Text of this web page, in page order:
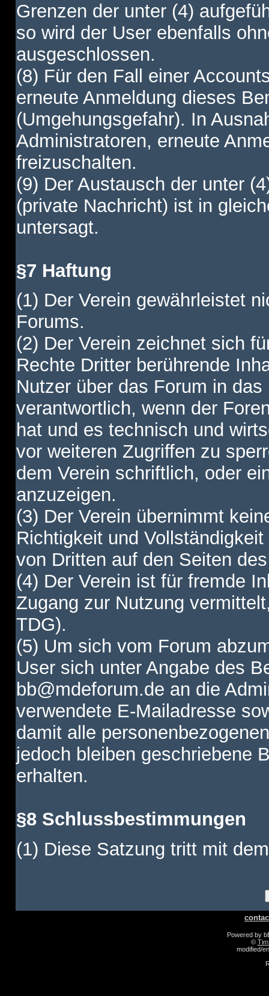
Grenzen der unter (4)
so wird der User ebenfalls
ausgeschlossen.
(8) Für den Fall einer
erneute Anmeldung dieses
(Umgehungsgefahr). In
Administratoren, erneute
freizuschalten.
(9) Der Austausch der unter
(private Nachricht) ist in
untersagt.
§7 Haftung
(1) Der Verein gewährleistet
Forums.
(2) Der Verein zeichnet sich
Rechte Dritter berührende
Nutzer über das Forum in
verantwortlich, wenn der
hat und es technisch und
vor weiteren Zugriffen zu
dem Verein schriftlich, oder
anzuzeigen.
(3) Der Verein übernimmt
Richtigkeit und
von Dritten auf den Seiten
(4) Der Verein ist für fremde
Zugang zur Nutzung
TDG).
(5) Um sich vom Forum
User sich unter Angabe des
bb@mdeforum.de an die
verwendete E-Mailadresse
damit alle
jedoch bleiben geschriebene
erhalten.
§8 Schlussbestimmungen
(1) Diese Satzung tritt mit
Powered by
©
modified/